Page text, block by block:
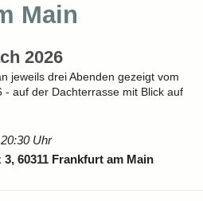
Main
2026
jeweils drei Abenden gezeigt vom
- auf der Dachterrasse mit Blick auf
Uhr
60311 Frankfurt am Main